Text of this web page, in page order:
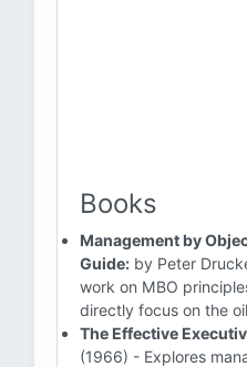
Books
Management by
Guide: by Peter
work on MBO
directly focus on the
The Effective
(1966) - Explores